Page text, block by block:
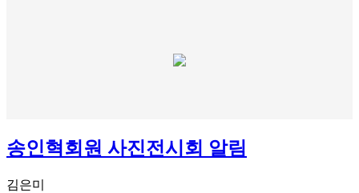
송인혁회원 사진전시회 알림
김은미